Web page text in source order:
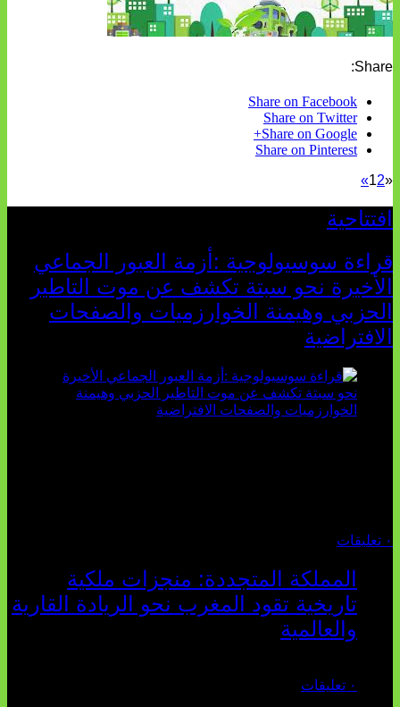
Share:
Share on Facebook
Share on Twitter
Share on Google+
Share on Pinterest
«
12
»
افتتاحية
قراءة سوسيولوجية :أزمة العبور الجماعي
الأخيرة نحو سبتة تكشف عن موت التاطير
الحزبي وهيمنة الخوارزميات والصفحات
الافتراضية
٠ تعليقات
المملكة المتجددة: منجزات ملكية
تاريخية تقود المغرب نحو الريادة القارية
والعالمية
٠ تعليقات